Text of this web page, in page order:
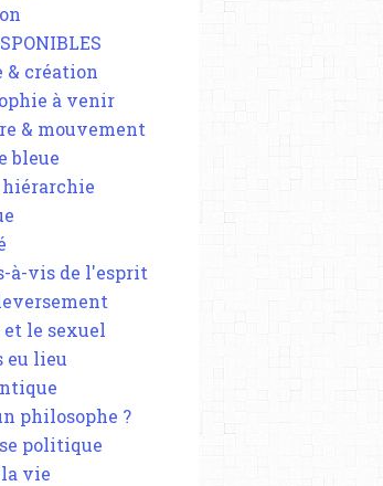
& création
à venir
& mouvement
bleue
hiérarchie
à-vis de l'esprit
le sexuel
eu lieu
philosophe ?
politique
vie